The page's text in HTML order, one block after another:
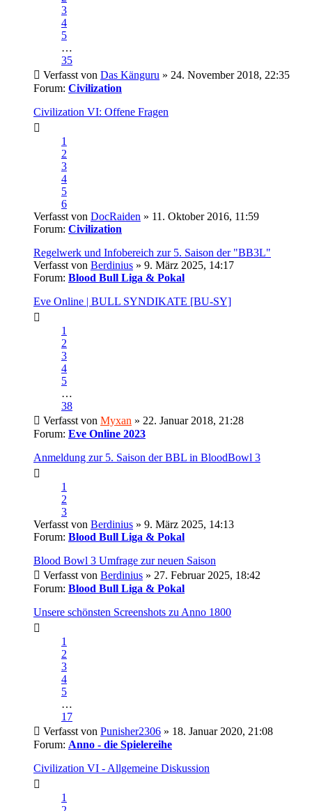
3
4
5
…
35
Verfasst von Das Känguru » 24. November 2018, 22:35
Forum: Civilization
Civilization VI: Offene Fragen
1
2
3
4
5
6
Verfasst von DocRaiden » 11. Oktober 2016, 11:59
Forum: Civilization
Regelwerk und Infobereich zur 5. Saison der "BB3L"
Verfasst von Berdinius » 9. März 2025, 14:17
Forum: Blood Bull Liga & Pokal
Eve Online | BULL SYNDIKATE [BU-SY]
1
2
3
4
5
…
38
Verfasst von Myxan » 22. Januar 2018, 21:28
Forum: Eve Online 2023
Anmeldung zur 5. Saison der BBL in BloodBowl 3
1
2
3
Verfasst von Berdinius » 9. März 2025, 14:13
Forum: Blood Bull Liga & Pokal
Blood Bowl 3 Umfrage zur neuen Saison
Verfasst von Berdinius » 27. Februar 2025, 18:42
Forum: Blood Bull Liga & Pokal
Unsere schönsten Screenshots zu Anno 1800
1
2
3
4
5
…
17
Verfasst von Punisher2306 » 18. Januar 2020, 21:08
Forum: Anno - die Spielereihe
Civilization VI - Allgemeine Diskussion
1